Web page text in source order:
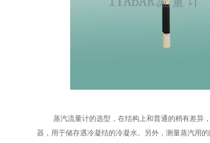
蒸汽流量计的选型，在结构上和普通的稍有差异，
器，用于储存遇冷凝结的冷凝水。另外，测量蒸汽用